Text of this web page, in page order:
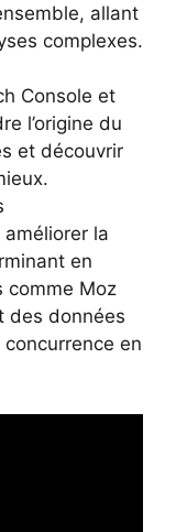
allant
complexes.
Console et
l’origine du
et découvrir
la
en
comme Moz
des données
en